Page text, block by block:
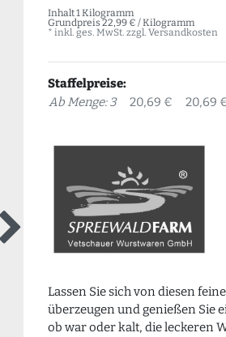
Inhalt1 Kilogramm
Grundpreis22,99 € / Kilogramm
* inkl. ges. MwSt. zzgl. Versandkosten
Staffelpreise:
Ab Menge: 3
20,69 € 20,69
Lassen Sie sich von diesen
überzeugen und genießen Sie
ob war oder kalt, die leckeren